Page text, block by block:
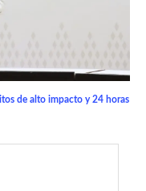
de alto impacto y 24 horas